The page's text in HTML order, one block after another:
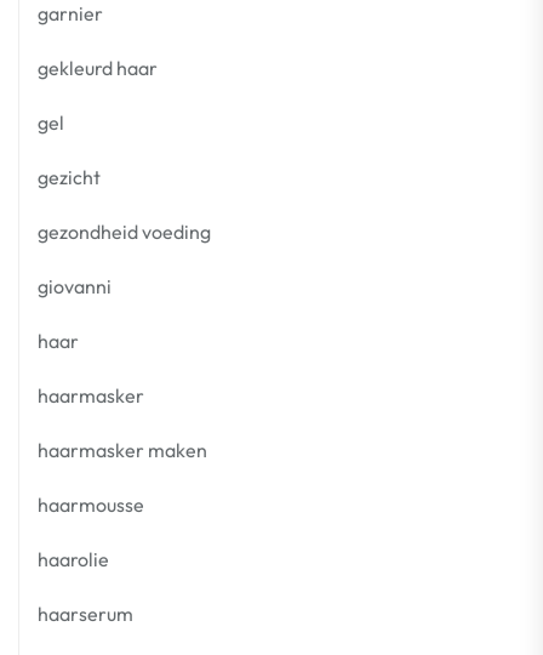
garnier
gekleurd haar
gel
gezicht
gezondheid voeding
giovanni
haar
haarmasker
haarmasker maken
haarmousse
haarolie
haarserum